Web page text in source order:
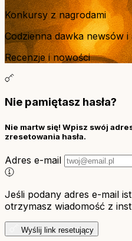
Konkursy z nagrodami
Codzienna dawka newsów i
Recenzje i nowości
Nie pamiętasz hasła?
Nie martw się! Wpisz swój
zresetowania hasła.
Adres e-mail
Jeśli podany adres e-mail
otrzymasz wiadomość z
Wyślij link resetujący